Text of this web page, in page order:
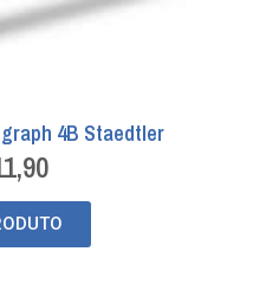
4B Staedtler